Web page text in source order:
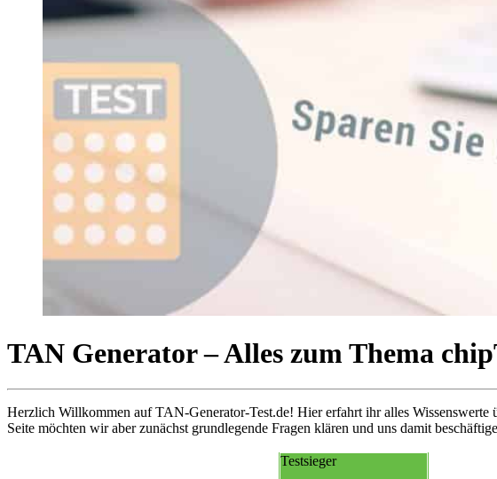
TAN Generator – Alles zum Thema
Herzlich Willkommen auf TAN-Generator-Test.de! Hier erfahrt ihr alles
Seite möchten wir aber zunächst grundlegende Fragen klären und uns damit
Testsieger